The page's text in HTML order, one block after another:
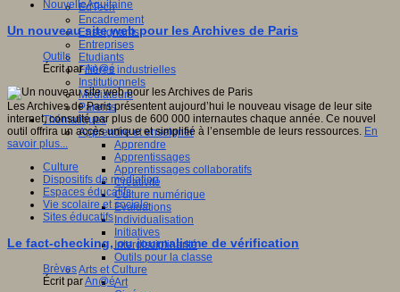
EdTech
Encadrement
Enseignants
Entreprises
Etudiants
Filières industrielles
Institutionnels
Médiateurs
Parents
Thématiques
Apprendre et enseigner
Apprendre
Apprentissages
Apprentissages collaboratifs
Créativité
Culture numérique
Evaluations
Individualisation
Initiatives
Interdisciplinarité
Outils pour la classe
Arts et Culture
Art
NouvelleAquitaine
Un nouveau site web pour les Archives de Paris
Outils
Écrit parAn@é
Les Archives de Paris présentent aujourd’hui le nouveau visage de leur site
internet, consulté par plus de 600 000 internautes chaque année. Ce nouvel
outil offrira un accès unique et simplifié à l’ensemble de leurs ressources. En
savoir plus...
Culture
Dispositifs de médiation
Espaces éducatifs
Vie scolaire et sociale
Sites éducatifs
Le fact-checking, ou journalisme de vérification
Brèves
Écrit parAn@é